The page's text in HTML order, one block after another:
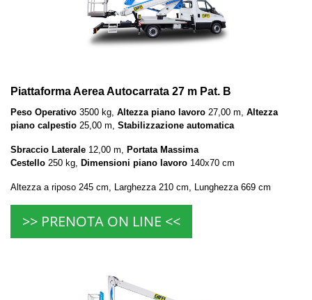
Piattaforma Aerea Autocarrata 27 m Pat. B
Peso Operativo 3500 kg, Altezza piano lavoro 27,00 m, Altezza
piano calpestio 25,00 m, Stabilizzazione automatica
Sbraccio Laterale 12,00 m,
Portata Massima
Cestello 250 kg, Dimensioni piano lavoro 140x70 cm
Altezza a riposo 245 cm, Larghezza 210 cm, Lunghezza 669 cm
>> PRENOTA ON LINE <<